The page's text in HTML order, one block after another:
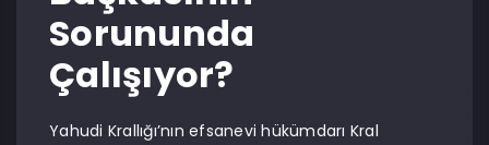
Sorununda
Çalışıyor?
Yahudi Krallığı’nın efsanevi hükümdarı Kral